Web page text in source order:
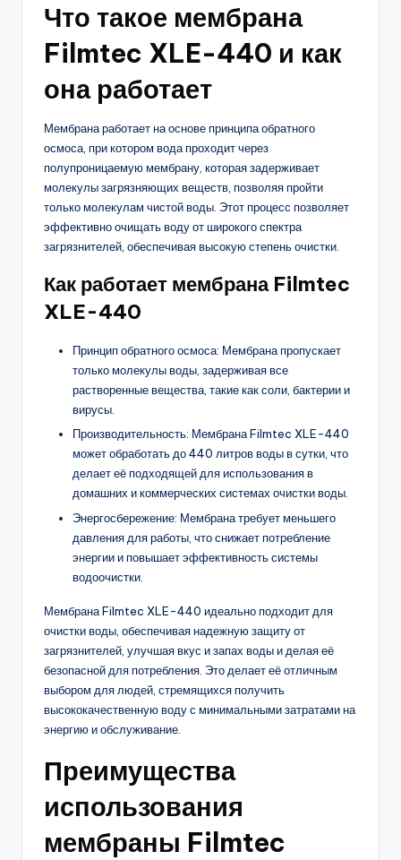
Что такое мембрана
Filmtec XLE-440 и как
она работает
Мембрана работает на основе принципа обратного
осмоса, при котором вода проходит через
полупроницаемую мембрану, которая задерживает
молекулы загрязняющих веществ, позволяя пройти
только молекулам чистой воды. Этот процесс позволяет
эффективно очищать воду от широкого спектра
загрязнителей, обеспечивая высокую степень очистки.
Как работает мембрана Filmtec
XLE-440
Принцип обратного осмоса: Мембрана пропускает
только молекулы воды, задерживая все
растворенные вещества, такие как соли, бактерии и
вирусы.
Производительность: Мембрана Filmtec XLE-440
может обработать до 440 литров воды в сутки, что
делает её подходящей для использования в
домашних и коммерческих системах очистки воды.
Энергосбережение: Мембрана требует меньшего
давления для работы, что снижает потребление
энергии и повышает эффективность системы
водоочистки.
Мембрана Filmtec XLE-440 идеально подходит для
очистки воды, обеспечивая надежную защиту от
загрязнителей, улучшая вкус и запах воды и делая её
безопасной для потребления. Это делает её отличным
выбором для людей, стремящихся получить
высококачественную воду с минимальными затратами на
энергию и обслуживание.
Преимущества
использования
мембраны Filmtec